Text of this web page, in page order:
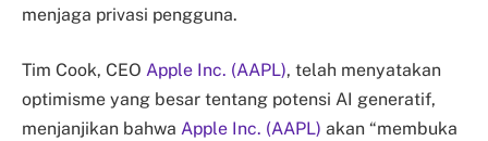
menjaga privasi pengguna.
Tim Cook, CEO Apple Inc. (AAPL), telah menyatakan
optimisme yang besar tentang potensi AI generatif,
menjanjikan bahwa Apple Inc. (AAPL) akan “membuka